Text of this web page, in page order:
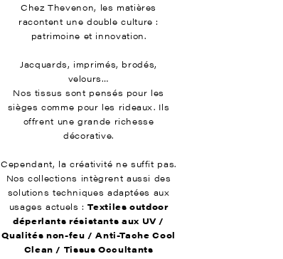
Chez Thevenon, les matières
racontent une double culture :
patrimoine et innovation.
Jacquards, imprimés, brodés,
velours…
Nos tissus sont pensés pour les
sièges comme pour les rideaux. Ils
offrent une grande richesse
décorative.
Cependant, la créativité ne suffit pas.
Nos collections intègrent aussi des
solutions techniques adaptées aux
usages actuels :Textiles outdoor
déperlants résistants aux UV /
Qualités non-feu / Anti-Tache Cool
Clean / Tissus Occultants